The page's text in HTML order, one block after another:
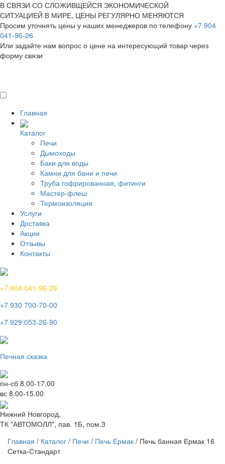
В СВЯЗИ СО СЛОЖИВЩЕЙСЯ ЭКОНОМИЧЕСКОЙ
СИТУАЦИЕЙ В МИРЕ, ЦЕНЫ РЕГУЛЯРНО МЕНЯЮТСЯ
Просим уточнять цены у наших менеджеров по телефону +7 904
041-96-26
Или задайте нам вопрос о цене на интересующий товар через
форму связи
Главная
Каталог
Печи
Дымоходы
Баки для воды
Камни для бани и печи
Труба гофрированная, фитинги
Мастер-флеш
Термоизоляция
Услуги
Доставка
Акции
Отзывы
Контакты
+7 904 041-96-26
+7 930 700-70-00
+7 929 053-26-90
Печная сказка
пн-сб 8.00-17.00
вс 8.00-15.00
Нижний Новгород,
ТК "АВТОМОЛЛ", пав. 1Б, пом.3
Главная / Каталог / Печи / Печь Ермак / Печь банная Ермак 16
Сетка-Стандарт